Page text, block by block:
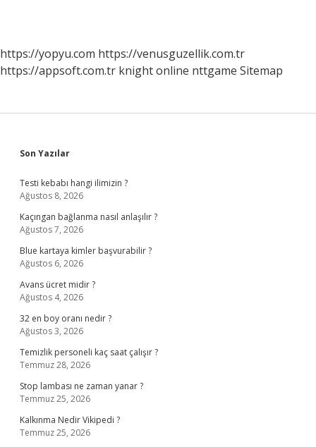
https://yopyu.com https://venusguzellik.com.tr
https://appsoft.com.tr knight online nttgame Sitemap
Sidebar
Son Yazılar
Testi kebabı hangi ilimizin ?
Ağustos 8, 2026
Kaçıngan bağlanma nasıl anlaşılır ?
Ağustos 7, 2026
Blue kartaya kimler başvurabilir ?
Ağustos 6, 2026
Avans ücret midir ?
Ağustos 4, 2026
32 en boy oranı nedir ?
Ağustos 3, 2026
Temizlik personeli kaç saat çalışır ?
Temmuz 28, 2026
Stop lambası ne zaman yanar ?
Temmuz 25, 2026
Kalkınma Nedir Vikipedi ?
Temmuz 25, 2026